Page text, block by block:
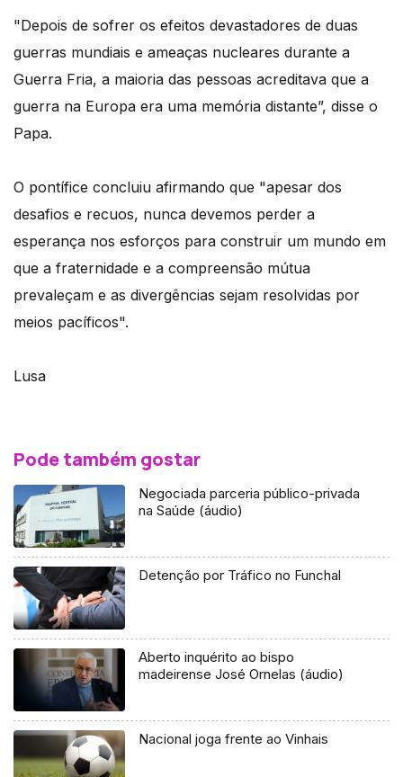
"Depois de sofrer os efeitos devastadores de duas
guerras mundiais e ameaças nucleares durante a
Guerra Fria, a maioria das pessoas acreditava que a
guerra na Europa era uma memória distante”, disse o
Papa.
O pontífice concluiu afirmando que "apesar dos
desafios e recuos, nunca devemos perder a
esperança nos esforços para construir um mundo em
que a fraternidade e a compreensão mútua
prevaleçam e as divergências sejam resolvidas por
meios pacíficos".
Lusa
Pode também gostar
Negociada parceria público-privada
na Saúde (áudio)
Detenção por Tráfico no Funchal
Aberto inquérito ao bispo
madeirense José Ornelas (áudio)
Nacional joga frente ao Vinhais